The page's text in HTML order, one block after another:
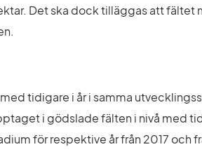
Det ska dock tilläggas att
tidigare i år i samma
i gödslade fälten i nivå med
för respektive år från 2017 och